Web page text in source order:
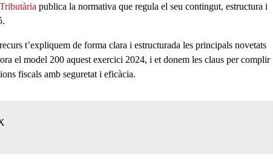
publica la normativa que regula el seu contingut, estructura i
t’expliquem de forma clara i estructurada les principals novetats
el model 200aquest exercici 2024, i et donem les claus per complir
fiscals amb seguretat i eficàcia.